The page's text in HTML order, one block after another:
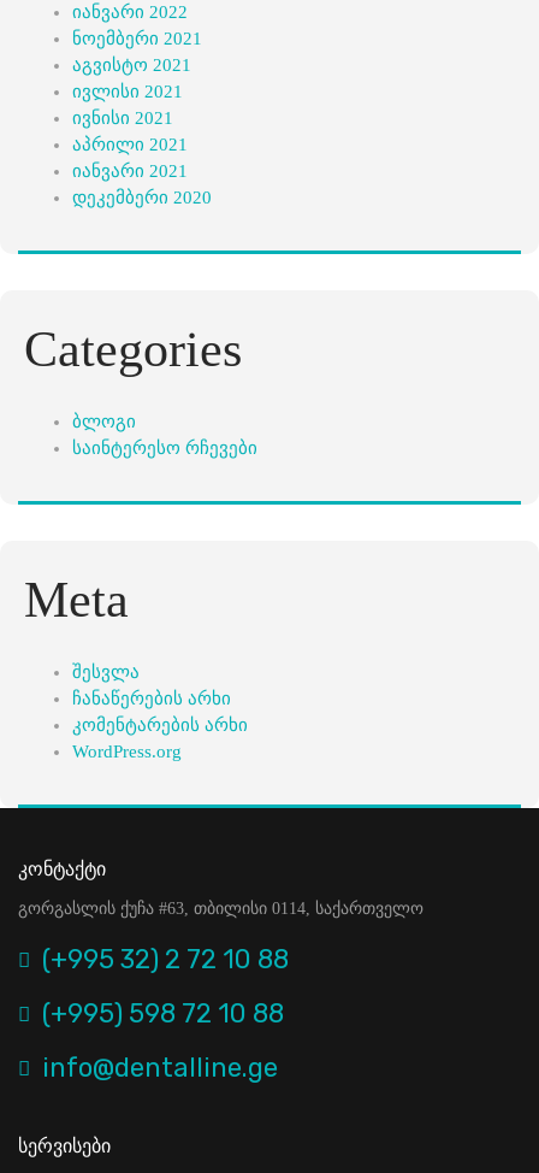
იანვარი 2022
ნოემბერი 2021
აგვისტო 2021
ივლისი 2021
ივნისი 2021
აპრილი 2021
იანვარი 2021
დეკემბერი 2020
Categories
ბლოგი
საინტერესო რჩევები
Meta
შესვლა
ჩანაწერების არხი
კომენტარების არხი
WordPress.org
Კონტაქტი
გორგასლის ქუჩა #63, თბილისი 0114, საქართველო
(+995 32) 2 72 10 88
(+995) 598 72 10 88
info@dentalline.ge
Სერვისები